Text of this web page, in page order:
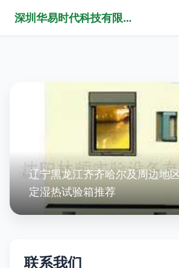
深圳华易时代科技有限公司
辽宁黑龙江齐齐哈尔及周边地
定湿热试验箱推荐
联系我们